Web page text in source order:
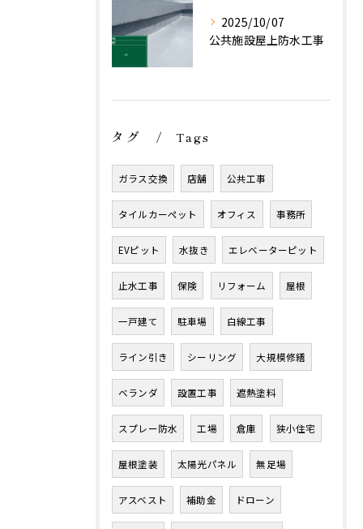
2025/10/07
公共施設屋上防水工事
タグ Tags
ガラス交換 店舗 公共工事
タイルカーペット オフィス 事務所
EVピット 水抜き エレベーターピット
止水工事 保険 リフォーム 屋根
一戸建て 駐車場 白線工事
ライン引き シーリング 大規模修繕
ベランダ 設置工事 遮熱塗料
スプレー防水 工場 倉庫 狭小住宅
屋根塗装 太陽光パネル 無足場
アスベスト 補助金 ドローン